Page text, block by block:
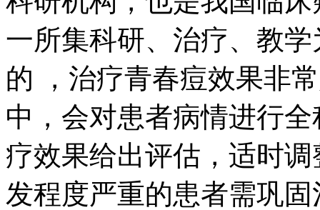
一所集科研、治疗、教
的 ，治疗青春痘效果非
中，会对患者病情进行
疗效果给出评估，适时
发程度严重的患者需巩